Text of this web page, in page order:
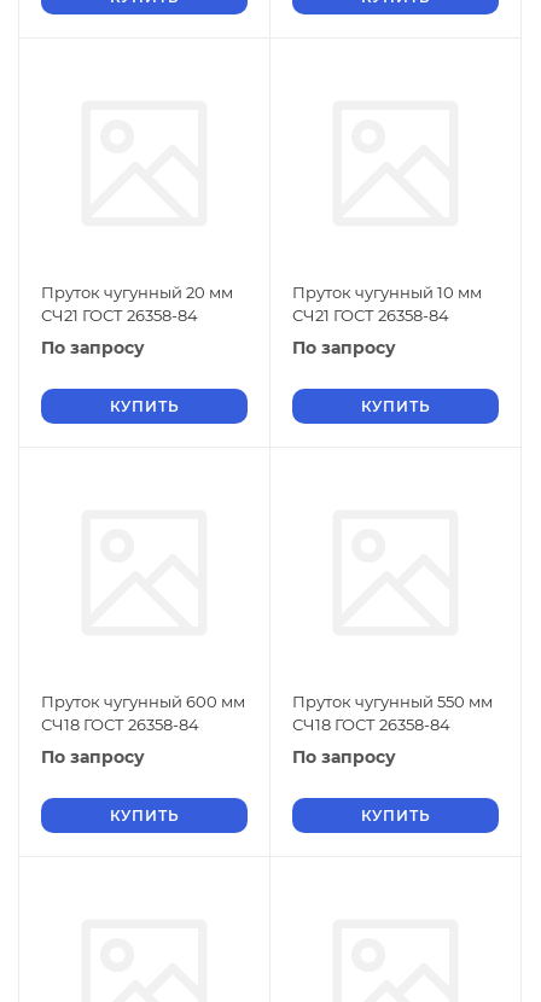
Пруток чугунный 20 мм
СЧ21 ГОСТ 26358-84
По запросу
КУПИТЬ
Пруток чугунный 10 мм
СЧ21 ГОСТ 26358-84
По запросу
КУПИТЬ
Пруток чугунный 600 мм
СЧ18 ГОСТ 26358-84
По запросу
КУПИТЬ
Пруток чугунный 550 мм
СЧ18 ГОСТ 26358-84
По запросу
КУПИТЬ